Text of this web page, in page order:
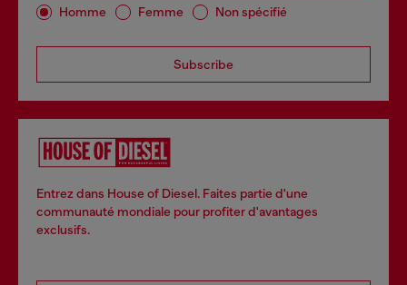
Homme Femme Non spécifié
Subscribe
Entrez dans House of Diesel. Faites partie d'une
communauté mondiale pour profiter d'avantages
exclusifs.